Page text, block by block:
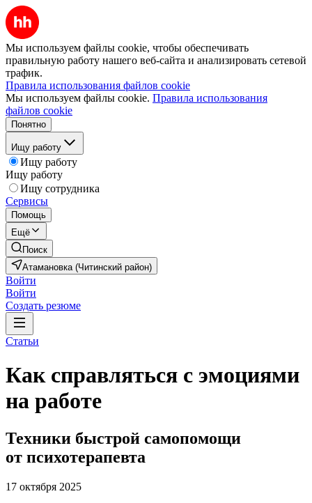
Мы используем файлы cookie, чтобы обеспечивать
правильную работу нашего веб-сайта и анализировать сетевой
трафик.
Правила использования файлов cookie
Мы используем файлы cookie. Правила использования
файлов cookie
Понятно
Ищу работу
Ищу работу
Ищу работу
Ищу сотрудника
Сервисы
Помощь
Ещё
Поиск
Атамановка (Читинский район)
Войти
Войти
Создать резюме
Статьи
Как справляться с эмоциями
на работе
Техники быстрой самопомощи
от психотерапевта
17 октября 2025